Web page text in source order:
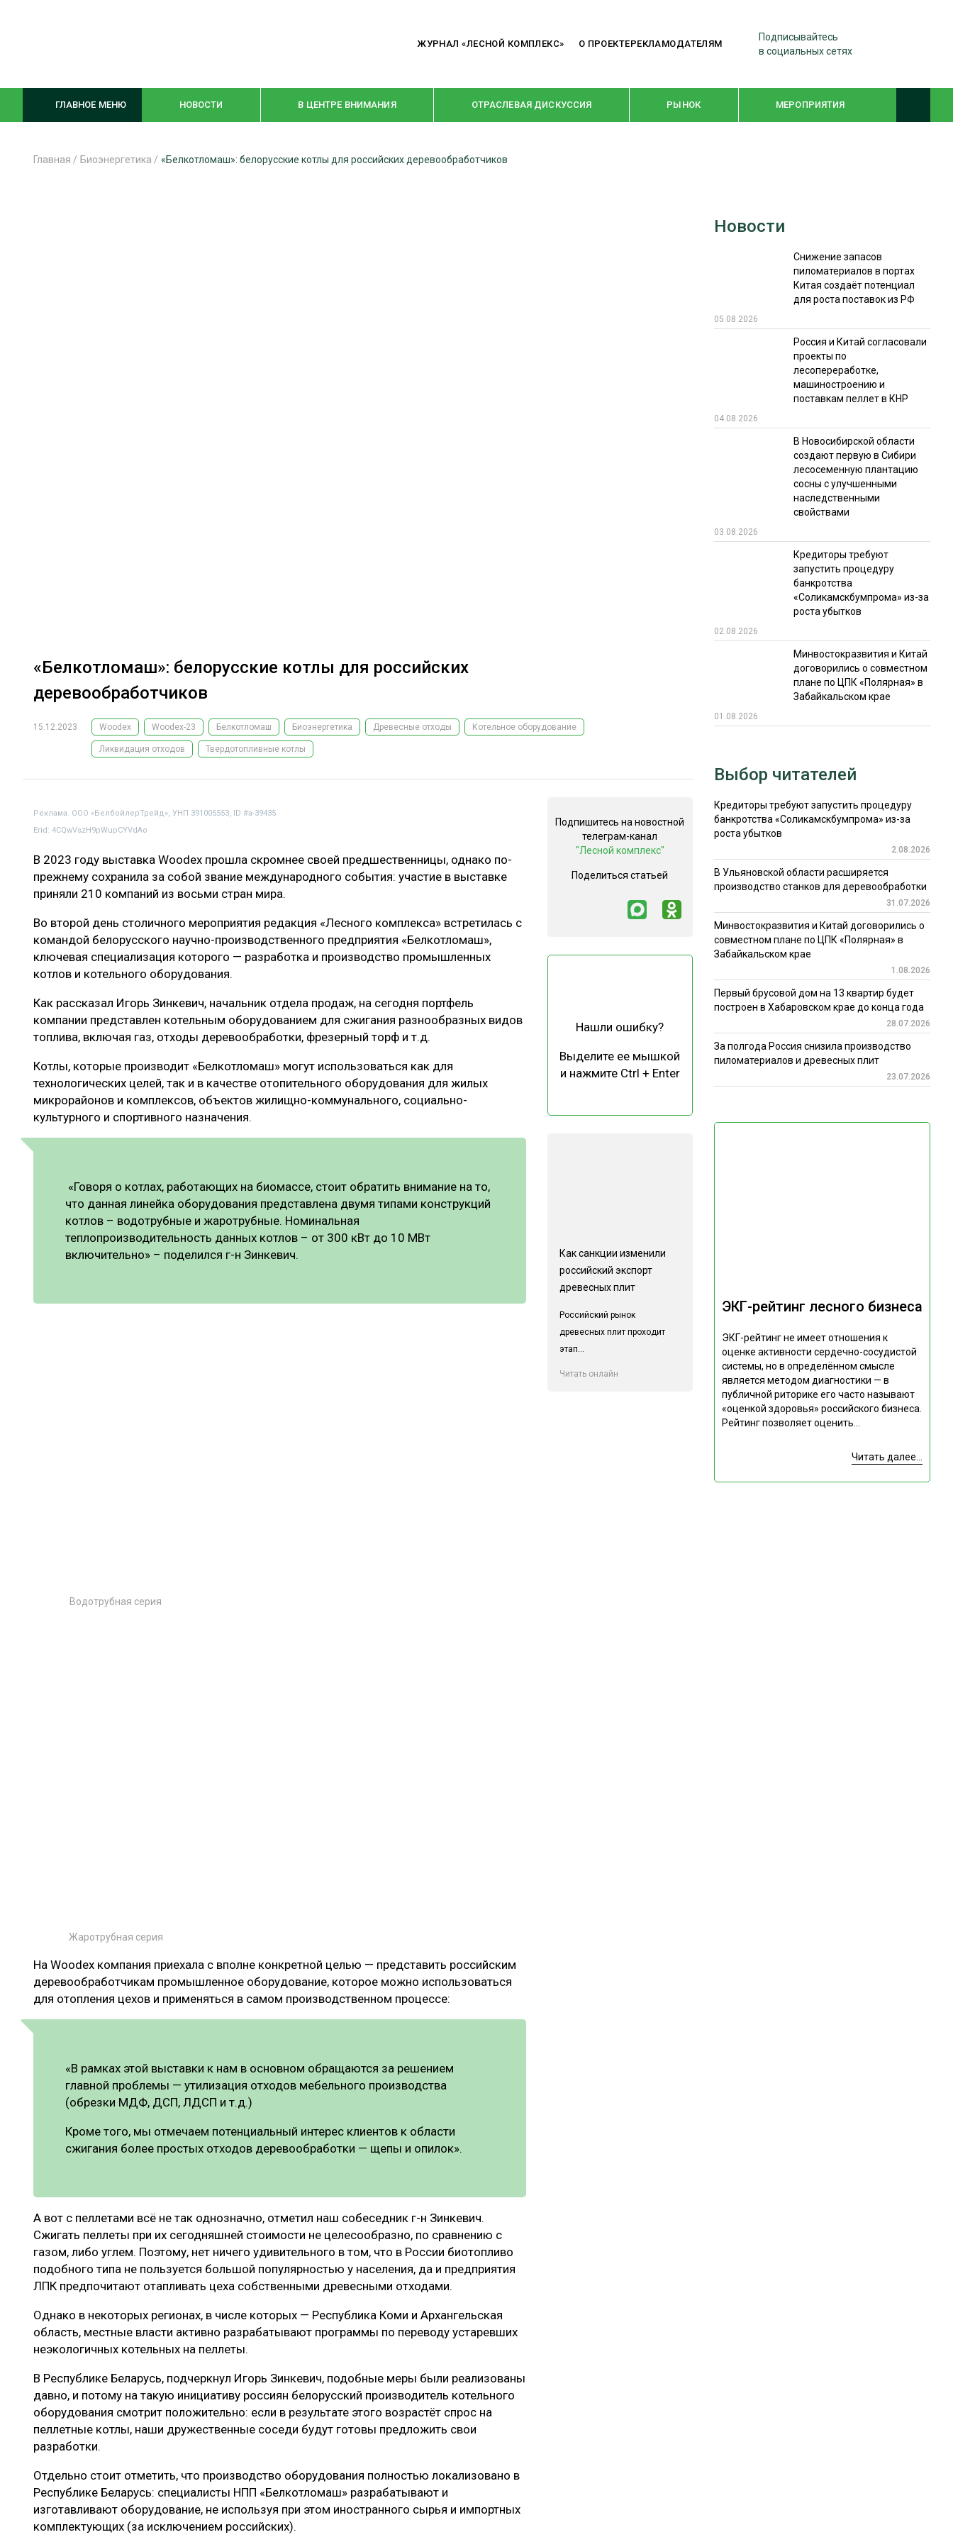
ЖУРНАЛ «ЛЕСНОЙ КОМПЛЕКС» О ПРОЕКТЕРЕКЛАМОДАТЕЛЯМ
Подписывайтесь
в социальных сетях
ГЛАВНОЕ МЕНЮ НОВОСТИ В ЦЕНТРЕ ВНИМАНИЯ ОТРАСЛЕВАЯ ДИСКУССИЯ РЫНОК МЕРОПРИЯТИЯ
РУБРИКИ
WOODEX-2021
СУШКА ДРЕВЕСИНЫ
ИТОГИ МЕРОПРИЯТИЙ
Главная / Биоэнергетика / «Белкотломаш»: белорусские котлы для российских деревообработчиков
«Белкотломаш»: белорусские котлы для российских
деревообработчиков
15.12.2023 Woodex Woodex-23 Белкотломаш Биоэнергетика Древесные отходы Котельное оборудование
Ликвидация отходов Твердотопливные котлы
Реклама. ООО «БелбойлерТрейд», УНП 391005553, ID #a-39435
Erid: 4CQwVszH9pWupCYVdAo
В 2023 году выставка Woodex прошла скромнее своей предшественницы, однако по-
прежнему сохранила за собой звание международного события: участие в выставке
приняли 210 компаний из восьми стран мира.
Во второй день столичного мероприятия редакция «Лесного комплекса» встретилась с
командой белорусского научно-производственного предприятия «Белкотломаш»,
ключевая специализация которого — разработка и производство промышленных
котлов и котельного оборудования.
Как рассказал Игорь Зинкевич, начальник отдела продаж, на сегодня портфель
компании представлен котельным оборудованием для сжигания разнообразных видов
топлива, включая газ, отходы деревообработки, фрезерный торф и т.д.
Котлы, которые производит «Белкотломаш» могут использоваться как для
технологических целей, так и в качестве отопительного оборудования для жилых
микрорайонов и комплексов, объектов жилищно-коммунального, социально-
культурного и спортивного назначения.
«Говоря о котлах, работающих на биомассе, стоит обратить внимание на то,
что данная линейка оборудования представлена двумя типами конструкций
котлов – водотрубные и жаротрубные. Номинальная
теплопроизводительность данных котлов – от 300 кВт до 10 МВт
включительно» – поделился г-н Зинкевич.
Водотрубная серия
Жаротрубная серия
На Woodex компания приехала с вполне конкретной целью — представить российским
деревообработчикам промышленное оборудование, которое можно использоваться
для отопления цехов и применяться в самом производственном процессе:
«В рамках этой выставки к нам в основном обращаются за решением
главной проблемы — утилизация отходов мебельного производства
(обрезки МДФ, ДСП, ЛДСП и т.д.)
Кроме того, мы отмечаем потенциальный интерес клиентов к области
сжигания более простых отходов деревообработки — щепы и опилок».
А вот с пеллетами всё не так однозначно, отметил наш собеседник г-н Зинкевич.
Сжигать пеллеты при их сегодняшней стоимости не целесообразно, по сравнению с
газом, либо углем. Поэтому, нет ничего удивительного в том, что в России биотопливо
подобного типа не пользуется большой популярностью у населения, да и предприятия
ЛПК предпочитают отапливать цеха собственными древесными отходами.
Однако в некоторых регионах, в числе которых — Республика Коми и Архангельская
область, местные власти активно разрабатывают программы по переводу устаревших
неэкологичных котельных на пеллеты.
В Республике Беларусь, подчеркнул Игорь Зинкевич, подобные меры были реализованы
давно, и потому на такую инициативу россиян белорусский производитель котельного
оборудования смотрит положительно: если в результате этого возрастёт спрос на
пеллетные котлы, наши дружественные соседи будут готовы предложить свои
разработки.
Отдельно стоит отметить, что производство оборудования полностью локализовано в
Республике Беларусь: специалисты НПП «Белкотломаш» разрабатывают и
изготавливают оборудование, не используя при этом иностранного сырья и импортных
комплектующих (за исключением российских).
Подпишитесь на новостной
телеграм-канал
"Лесной комплекс"
Поделиться статьей
Нашли ошибку?
Выделите ее мышкой
и нажмите Ctrl + Enter
Как санкции изменили
российский экспорт
древесных плит
Российский рынок
древесных плит проходит
этап...
Читать онлайн
Новости
Снижение запасов
пиломатериалов в портах
Китая создаёт потенциал
для роста поставок из РФ
05.08.2026
Россия и Китай согласовали
проекты по
лесопереработке,
машиностроению и
поставкам пеллет в КНР
04.08.2026
В Новосибирской области
создают первую в Сибири
лесосеменную плантацию
сосны с улучшенными
наследственными
свойствами
03.08.2026
Кредиторы требуют
запустить процедуру
банкротства
«Соликамскбумпрома» из-за
роста убытков
02.08.2026
Минвостокразвития и Китай
договорились о совместном
плане по ЦПК «Полярная» в
Забайкальском крае
01.08.2026
ЭКГ-рейтинг лесного бизнеса
ЭКГ-рейтинг не имеет отношения к
оценке активности сердечно-сосудистой
системы, но в определённом смысле
является методом диагностики — в
публичной риторике его часто называют
«оценкой здоровья» российского бизнеса.
Рейтинг позволяет оценить...
Читать далее...
Выбор читателей
Кредиторы требуют запустить процедуру
банкротства «Соликамскбумпрома» из-за
роста убытков
2.08.2026
В Ульяновской области расширяется
производство станков для деревообработки
31.07.2026
Минвостокразвития и Китай договорились о
совместном плане по ЦПК «Полярная» в
Забайкальском крае
1.08.2026
Первый брусовой дом на 13 квартир будет
построен в Хабаровском крае до конца года
28.07.2026
За полгода Россия снизила производство
пиломатериалов и древесных плит
23.07.2026